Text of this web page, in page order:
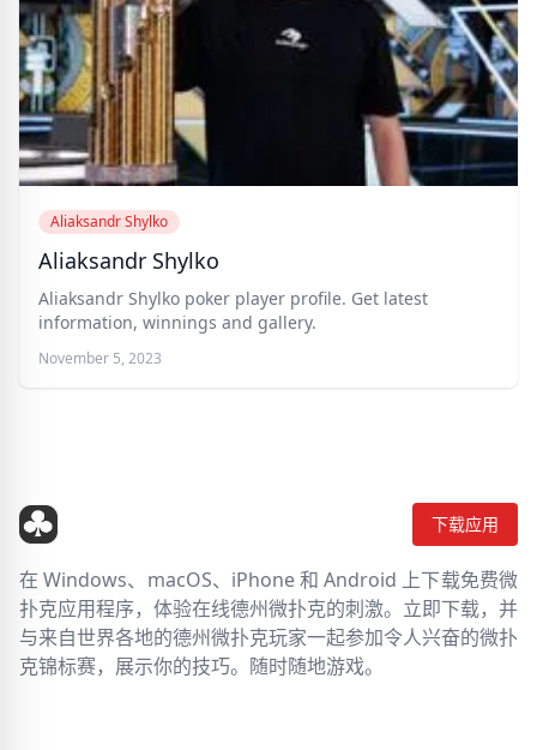
Aliaksandr Shylko
Aliaksandr Shylko
Aliaksandr Shylko poker player profile. Get latest
information, winnings and gallery.
November 5, 2023
下载应用
在 Windows、macOS、iPhone 和 Android 上下载免费微
扑克应用程序，体验在线德州微扑克的刺激。立即下载，并
与来自世界各地的德州微扑克玩家一起参加令人兴奋的微扑
克锦标赛，展示你的技巧。随时随地游戏。